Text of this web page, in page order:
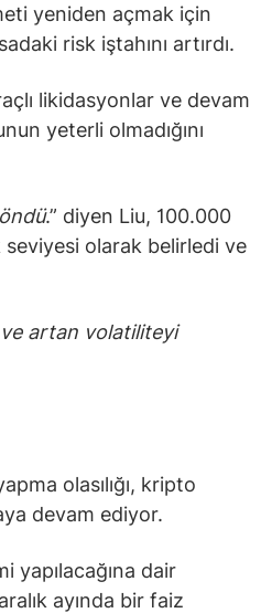
yeniden açmak için
risk iştahını artırdı.
likidasyonlar ve devam
yeterli olmadığını
.” diyen Liu, 100.000
olarak belirledi ve
artan volatiliteyi
olasılığı, kripto
devam ediyor.
yapılacağına dair
ayında bir faiz